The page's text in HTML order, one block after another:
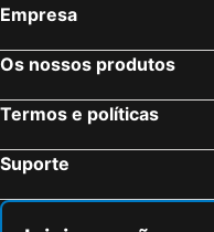
Empresa
Os nossos produtos
Termos e políticas
Suporte